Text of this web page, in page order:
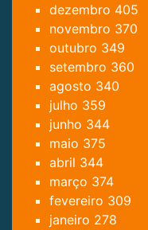
dezembro 405
novembro 370
outubro 349
setembro 360
agosto 340
julho 359
junho 344
maio 375
abril 344
março 374
fevereiro 309
janeiro 278